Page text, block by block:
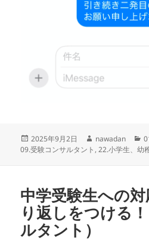
投
稿
2025年9月2日
作
成
nawadan
09.受験コンサルタント ,22.小学生、幼
中学受験生への
り返しをつける
ルタント）